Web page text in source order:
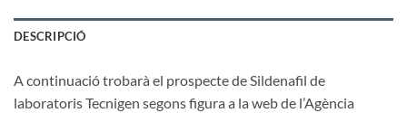
DESCRIPCIÓ
A continuació trobarà el prospecte de Sildenafil de
laboratoris Tecnigen segons figura a la web de l’Agència